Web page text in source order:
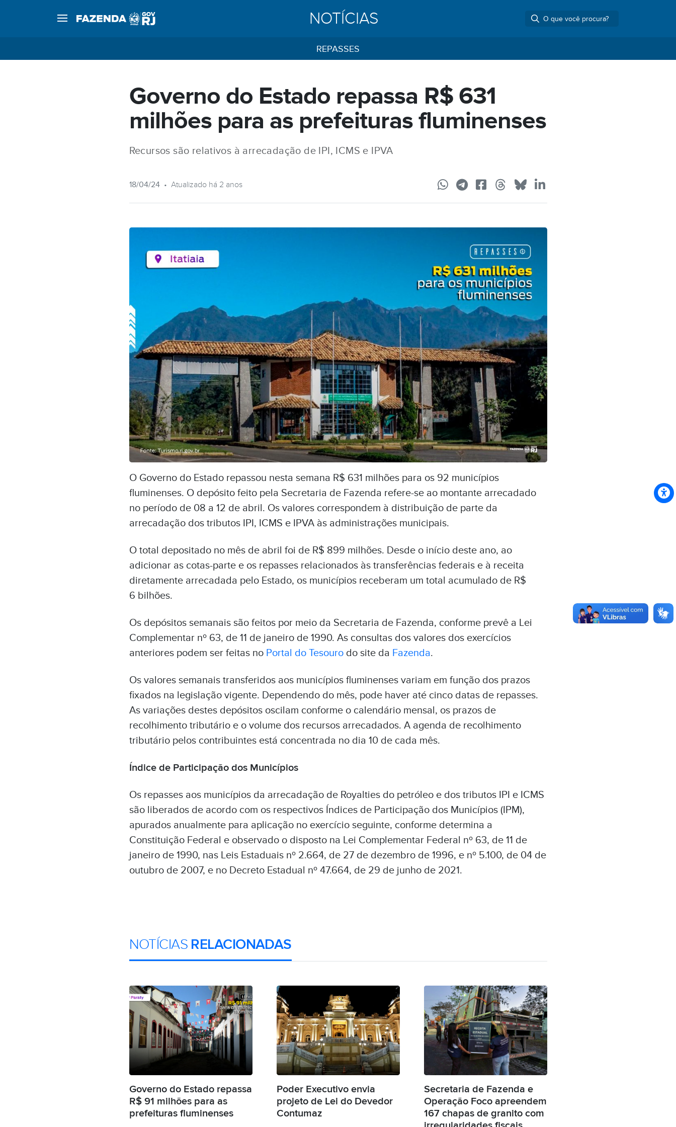
NOTÍCIAS
REPASSES
Governo do Estado repassa R$ 631
milhões para as prefeituras fluminenses
Recursos são relativos à arrecadação de IPI, ICMS e IPVA
18/04/24 • Atualizado há 2 anos
O Governo do Estado repassou nesta semana R$ 631 milhões para os 92 municípios
fluminenses. O depósito feito pela Secretaria de Fazenda refere-se ao montante arrecadado
no período de 08 a 12 de abril. Os valores correspondem à distribuição de parte da
arrecadação dos tributos IPI, ICMS e IPVA às administrações municipais.
O total depositado no mês de abril foi de R$ 899 milhões. Desde o início deste ano, ao
adicionar as cotas-parte e os repasses relacionados às transferências federais e à receita
diretamente arrecadada pelo Estado, os municípios receberam um total acumulado de R$
6 bilhões.
Os depósitos semanais são feitos por meio da Secretaria de Fazenda, conforme prevê a Lei
Complementar nº 63, de 11 de janeiro de 1990. As consultas dos valores dos exercícios
anteriores podem ser feitas no Portal do Tesourodo site da Fazenda.
Os valores semanais transferidos aos municípios fluminenses variam em função dos prazos
fixados na legislação vigente. Dependendo do mês, pode haver até cinco datas de repasses.
As variações destes depósitos oscilam conforme o calendário mensal, os prazos de
recolhimento tributário e o volume dos recursos arrecadados. A agenda de recolhimento
tributário pelos contribuintes está concentrada no dia 10 de cada mês.
Índice de Participação dos Municípios
Os repasses aos municípios da arrecadação de Royalties do petróleo e dos tributos IPI e ICMS
são liberados de acordo com os respectivos Índices de Participação dos Municípios (IPM),
apurados anualmente para aplicação no exercício seguinte, conforme determina a
Constituição Federal e observado o disposto na Lei Complementar Federal nº 63, de 11 de
janeiro de 1990, nas Leis Estaduais nº 2.664, de 27 de dezembro de 1996, e nº 5.100, de 04 de
outubro de 2007, e no Decreto Estadual nº 47.664, de 29 de junho de 2021.
NOTÍCIAS RELACIONADAS
Governo do Estado repassa
R$ 91 milhões para as
prefeituras fluminenses
Poder Executivo envia
projeto de Lei do Devedor
Contumaz
Secretaria de Fazenda e
Operação Foco apreendem
167 chapas de granito com